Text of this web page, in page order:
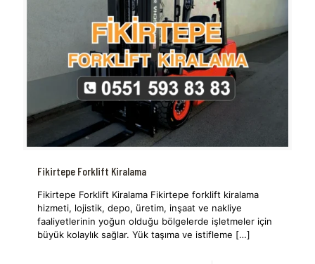
Fikirtepe Forklift Kiralama
Fikirtepe Forklift Kiralama Fikirtepe forklift kiralama
hizmeti, lojistik, depo, üretim, inşaat ve nakliye
faaliyetlerinin yoğun olduğu bölgelerde işletmeler için
büyük kolaylık sağlar. Yük taşıma ve istifleme […]